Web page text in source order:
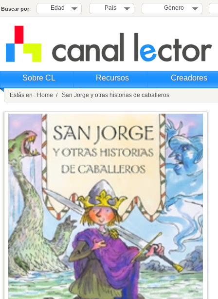
Buscar por Edad País Género
Sobre CL Recursos Creadores
Estás en : Home / San Jorge y otras historias de caballeros